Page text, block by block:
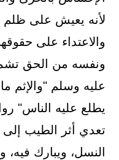
لأنه يعيش على ظلم
والاعتداء على
ونفسه من الحق
عليه وسلم
يطلع عليه الناس"
تعدي أثر الطيب
النسل، ويبارك فيه،